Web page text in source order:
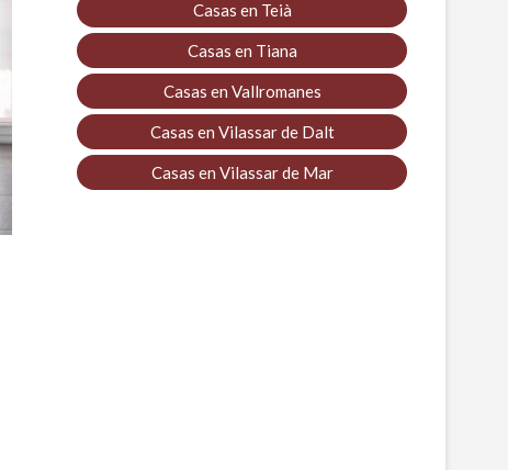
Casas en Teià
Casas en Tiana
Casas en Vallromanes
Casas en Vilassar de Dalt
Casas en Vilassar de Mar